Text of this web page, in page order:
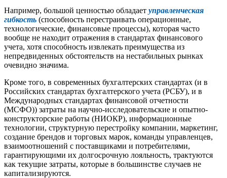
Например, большой ценностью обладает управленческая
гибкость (способность перестраивать операционные,
технологические, финансовые процессы), которая часто
вообще не находит отражения в стандартах финансового
учета, хотя способность извлекать преимущества из
непредвиденных обстоятельств на нестабильных рынках
очевидно значима.
Кроме того, в современных бухгалтерских стандартах (и в
Российских стандартах бухгалтерского учета (РСБУ), и в
Международных стандартах финансовой отчетности
(МСФО)) затраты на научно-исследовательские и опытно-
конструкторские работы (НИОКР), информационные
технологии, структурную перестройку компании, маркетинг,
создание брендов и торговых марок, команды управленцев,
взаимоотношений с поставщиками и потребителями,
гарантирующими их долгосрочную лояльность, трактуются
как текущие затраты, которые в большинстве случаев не
капитализируются.